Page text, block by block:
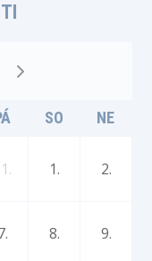
SO NE
1. 2.
8. 9.